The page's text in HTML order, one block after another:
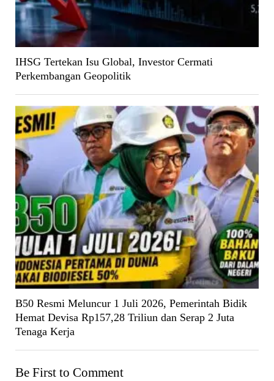
IHSG Tertekan Isu Global, Investor Cermati
Perkembangan Geopolitik
B50 Resmi Meluncur 1 Juli 2026, Pemerintah Bidik
Hemat Devisa Rp157,28 Triliun dan Serap 2 Juta
Tenaga Kerja
Be First to Comment